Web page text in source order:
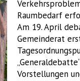
Raumbedarf
Am 19. April
Gemeinderat
Vorstellungen